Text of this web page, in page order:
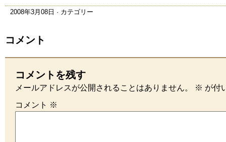
2008年3月08日 · カテゴリー
コメント
コメントを残す
メールアドレスが公開されることはありません。 ※ が付
コメント ※